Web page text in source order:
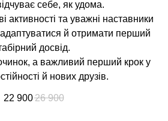
себе, як удома.
активності та уважні наставники
й отримати перший
досвід.
а важливий перший крок у
й нових друзів.
22 90026 900